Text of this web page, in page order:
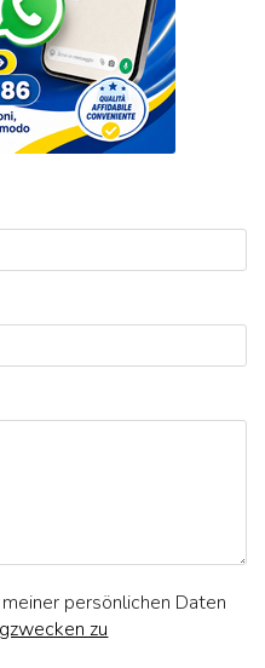
persönlichen Daten
zu